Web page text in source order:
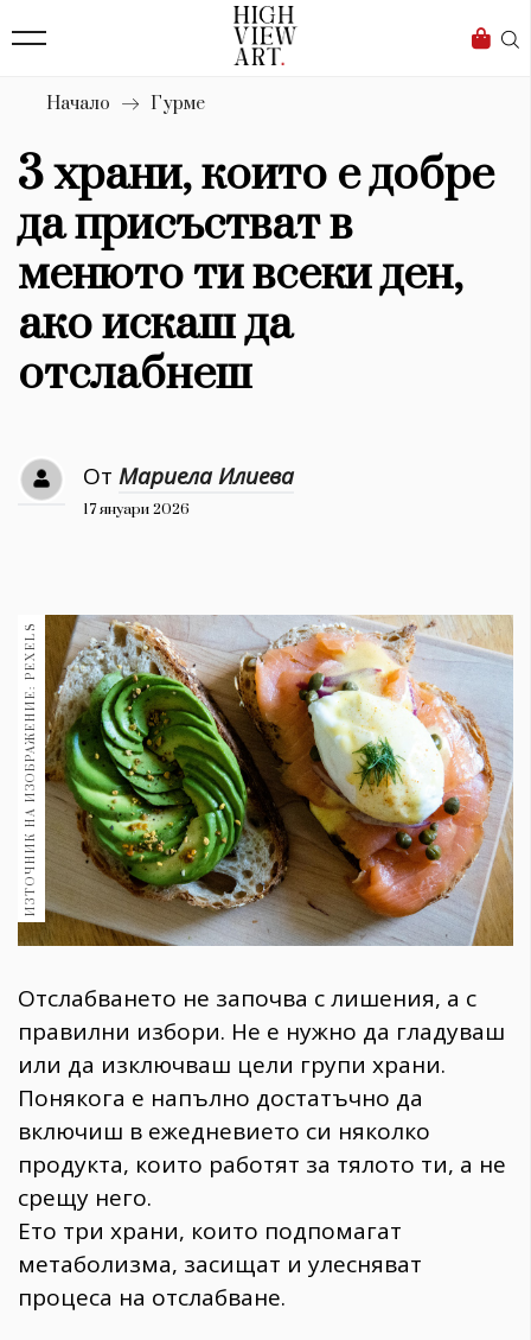
Бизнес
Мода
Dialogue
Изкуство
4340
Красота
777
Книги 1188
Гурме
Пътувай
237
Здраве 389
Gentlemen
382
Wellness
1817
ПОСЛЕДВАЙТЕ
НИ
Начало Гурме
3 храни, които е добре
да присъстват в
менюто ти всеки ден,
ако искаш да
отслабнеш
От Мариела Илиева
17 януари 2026
ИЗТОЧНИК НА ИЗОБРАЖЕНИЕ: PEXELS
Отслабването не започва с лишения, а с
правилни избори. Не е нужно да гладуваш
или да изключваш цели групи храни.
Понякога е напълно достатъчно да
включиш в ежедневието си няколко
продукта, които работят за тялото ти, а не
срещу него.
Ето три храни, които подпомагат
метаболизма, засищат и улесняват
процеса на отслабване.